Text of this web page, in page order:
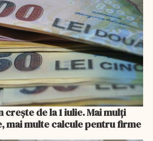
crește de la 1 iulie. Mai mulți
mai multe calcule pentru firme